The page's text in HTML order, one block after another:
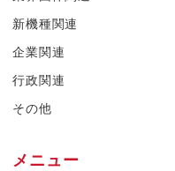
新機種関連
企業関連
行政関連
その他
メニュー